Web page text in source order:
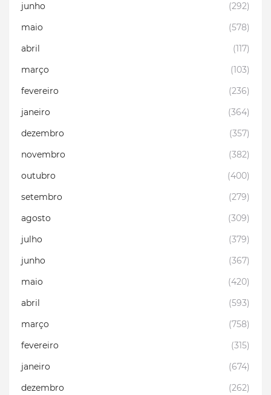
junho
(292)
maio
(578)
abril
(117)
março
(103)
fevereiro
(236)
janeiro
(364)
dezembro
(357)
novembro
(382)
outubro
(400)
setembro
(279)
agosto
(309)
julho
(379)
junho
(367)
maio
(420)
abril
(593)
março
(758)
fevereiro
(315)
janeiro
(674)
dezembro
(262)